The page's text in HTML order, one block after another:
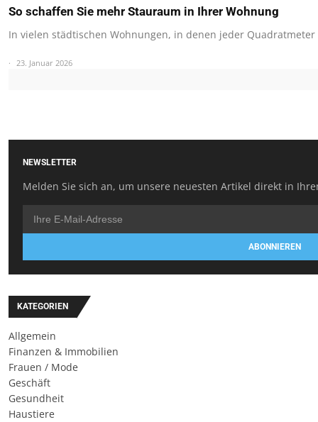
So schaffen Sie mehr Stauraum in Ihrer Wohnung
In vielen städtischen Wohnungen, in denen jeder
23. Januar 2026
NEWSLETTER
Melden Sie sich an, um unsere neuesten Artikel direkt in
ABONNIEREN
KATEGORIEN
Allgemein
Finanzen & Immobilien
Frauen / Mode
Geschäft
Gesundheit
Haustiere